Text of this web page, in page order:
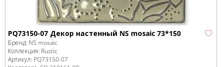
PQ73150-07 Декор настенный NS mosaic 73*150
Бренд: NS mosaic
Коллекция: Rustic
Артикул: PQ73150-07